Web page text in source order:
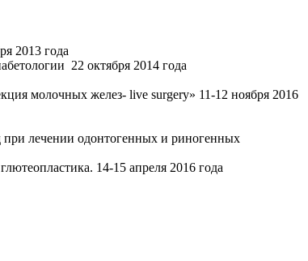
2013 года
22 октября 2014 года
молочных желез- live surgery» 11-12 ноября 2016
лечении одонтогенных и риногенных
14-15 апреля 2016 года